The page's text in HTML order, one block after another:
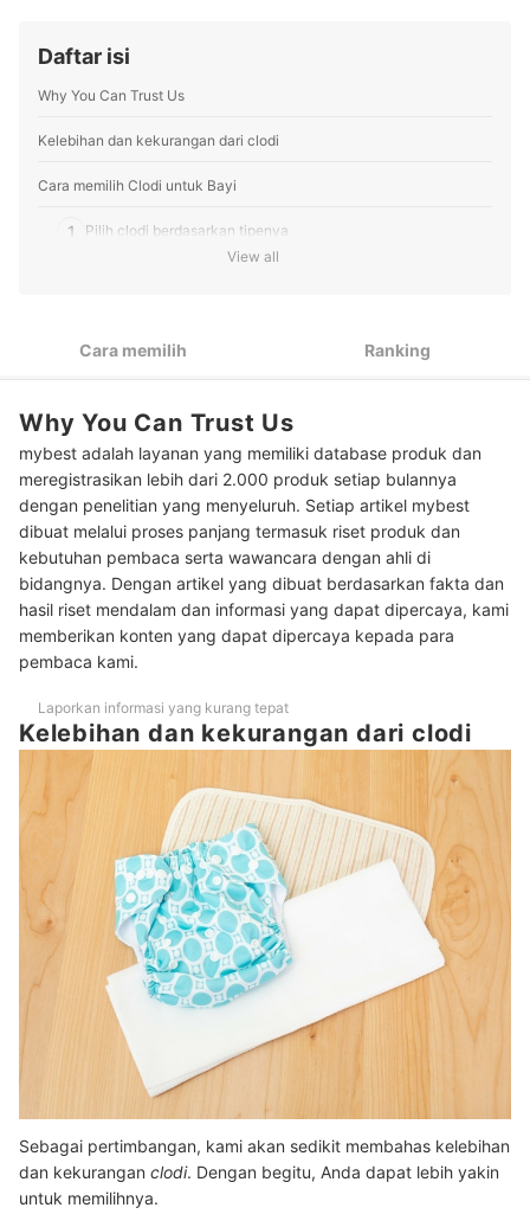
Daftar isi
Why You Can Trust Us
Kelebihan dan kekurangan dari clodi
Cara memilih Clodi untuk Bayi
1 Pilih clodi berdasarkan tipenya
Peringkat Clodi untuk Bayi Terbaik
Baca juga rekomendasi perlengkapan & perawatan bayi lainnya di
sini
View all
Cara memilih Ranking
Why You Can Trust Us
mybest adalah layanan yang memiliki database produk dan
meregistrasikan lebih dari 2.000 produk setiap bulannya
dengan penelitian yang menyeluruh. Setiap artikel mybest
dibuat melalui proses panjang termasuk riset produk dan
kebutuhan pembaca serta wawancara dengan ahli di
bidangnya. Dengan artikel yang dibuat berdasarkan fakta dan
hasil riset mendalam dan informasi yang dapat dipercaya, kami
memberikan konten yang dapat dipercaya kepada para
pembaca kami.
Laporkan informasi yang kurang tepat
Kelebihan dan kekurangan dari clodi
Sebagai pertimbangan, kami akan sedikit membahas kelebihan
dan kekurangan clodi. Dengan begitu, Anda dapat lebih yakin
untuk memilihnya.